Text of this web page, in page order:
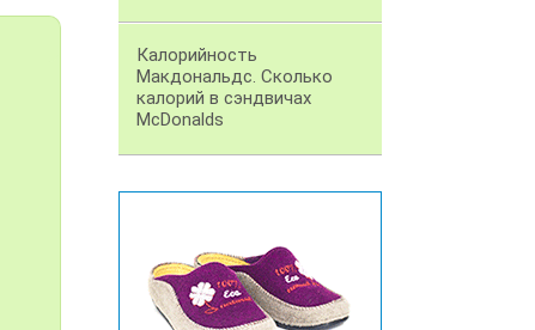
Калорийность
Макдональдс. Сколько
калорий в сэндвичах
McDonalds